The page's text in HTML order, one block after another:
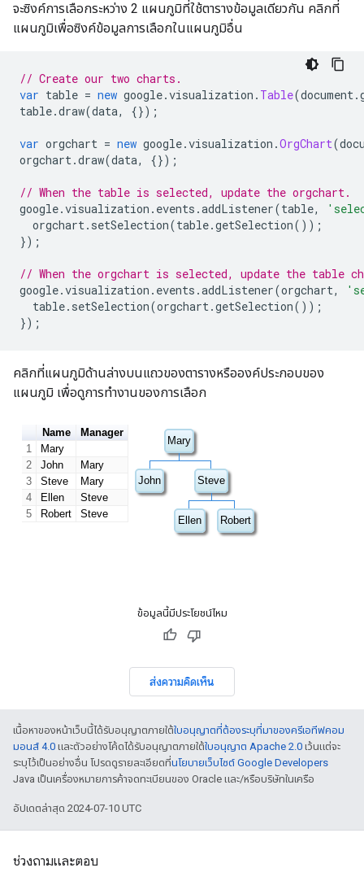
จะซิงค์การเลือกระหว่าง 2 แผนภูมิที่ใช้ตารางข้อมูลเดียวกัน คลิกที่
แผนภูมิเพื่อซิงค์ข้อมูลการเลือกในแผนภูมิอื่น
// Create our two charts.
var table = new google.visualization . Table(document.
table.draw(data, {});
var orgchart = new google.visualization .OrgChart(
orgchart.draw(data, {});
// When the table is selected, update the orgchart.
google.visualization . events .addListener(table,
orgchart. setSelection(table.getSelection());
});
// When the orgchart is selected, update the table
google.visualization . events .addListener(orgchart,
table. setSelection(orgchart.getSelection());
});
คลิกที่แผนภูมิด้านล่างบนแถวของตารางหรือองค์ประกอบของ
แผนภูมิ เพื่อดูการทำงานของการเลือก
ข้อมูลนี้มีประโยชน์ไหม
ส่งความคิดเห็น
เนื้อหาของหน้าเว็บนี้ได้รับอนุญาตภายใต้ใบอนุญาตที่ต้องระบุที่มาของครีเอทีฟคอม
มอนส์ 4.0 และตัวอย่างโค้ดได้รับอนุญาตภายใต้ใบอนุญาต Apache 2.0 เว้นแต่จะ
ระบุไว้เป็นอย่างอื่น โปรดดูรายละเอียดที่นโยบายเว็บไซต์ Google Developers
Java เป็นเครื่องหมายการค้าจดทะเบียนของ Oracle และ/หรือบริษัทในเครือ
อัปเดตล่าสุด 2024-07-10 UTC
ช่วงถามและตอบ